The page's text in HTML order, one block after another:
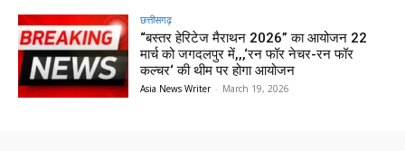
छत्तीसगढ़
“बस्तर हेरिटेज मैराथन 2026” का आयोजन 22
मार्च को जगदलपुर में,,,‘रन फॉर नेचर-रन फॉर
कल्चर‘ की थीम पर होगा आयोजन
Asia News Writer - March 19, 2026